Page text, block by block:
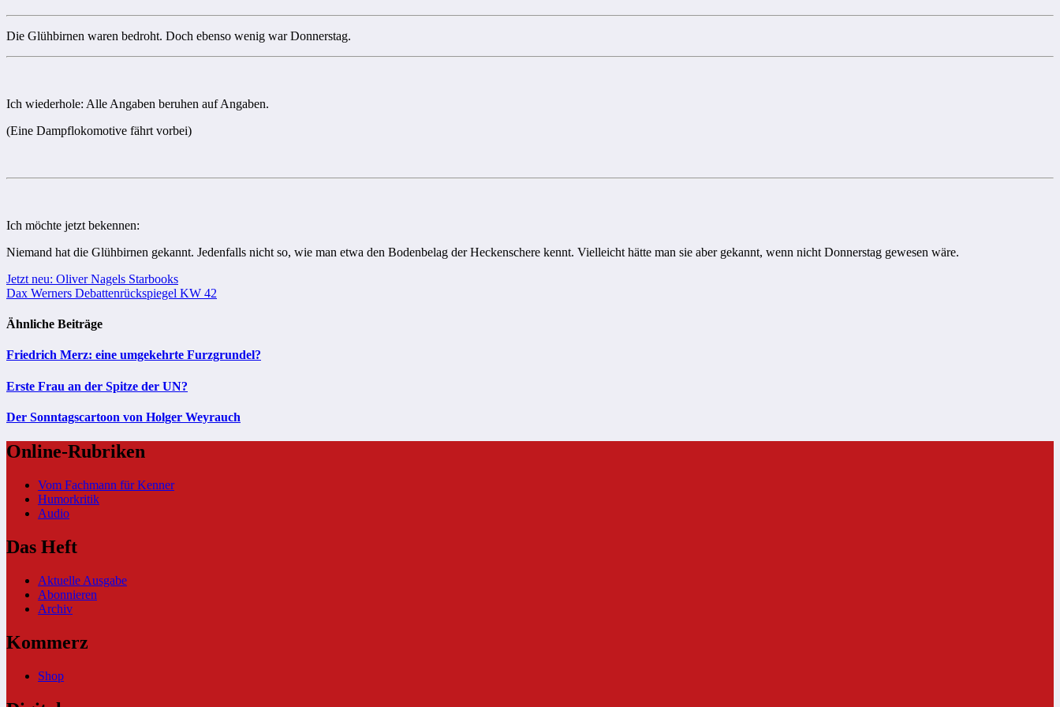
Die Glühbirnen waren bedroht. Doch ebenso wenig war Donnerstag.
Ich wiederhole: Alle Angaben beruhen auf Angaben.
(Eine Dampflokomotive fährt vorbei)
Ich möchte jetzt bekennen:
Niemand hat die Glühbirnen gekannt. Jedenfalls nicht so, wie man etwa den Bodenbelag der Heckenschere kennt. Vielleicht hätte man sie aber gekannt, wenn nicht Donnerstag gewesen wäre.
Beitragsnavigation
Jetzt neu: Oliver Nagels Starbooks
Dax Werners Debattenrückspiegel KW 42
Ähnliche Beiträge
Friedrich Merz: eine umgekehrte Furzgrundel?
Erste Frau an der Spitze der UN?
Der Sonntagscartoon von Holger Weyrauch
Online-Rubriken
Vom Fachmann für Kenner
Humorkritik
Audio
Das Heft
Aktuelle Ausgabe
Abonnieren
Archiv
Kommerz
Shop